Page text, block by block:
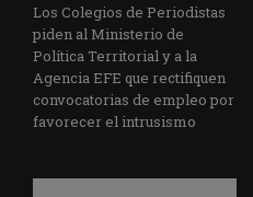
Los Colegios de Periodistas
piden al Ministerio de
Política Territorial y a la
Agencia EFE que rectifiquen
convocatorias de empleo por
favorecer el intrusismo